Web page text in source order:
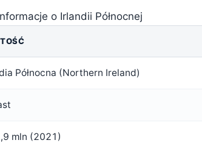
o Irlandii Północnej
Północna (Northern Ireland)
mln (2021)